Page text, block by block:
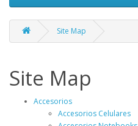
Site Map
Site Map
Accesorios
Accesorios Celulares